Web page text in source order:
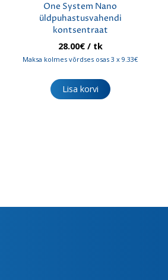
One System Nano
üldpuhastusvahendi
kontsentraat
28.00€/ tk
Maksa kolmes võrdses osas 3 x 9.33€
Lisa korvi